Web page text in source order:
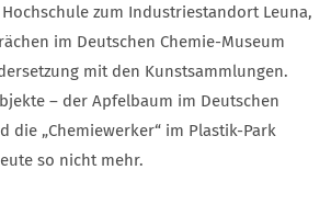
zum Industriestandort Leuna,
im Deutschen Chemie-Museum
mit den Kunstsammlungen.
– der Apfelbaum im Deutschen
die „Chemiewerker“ im Plastik-Park
so nicht mehr.